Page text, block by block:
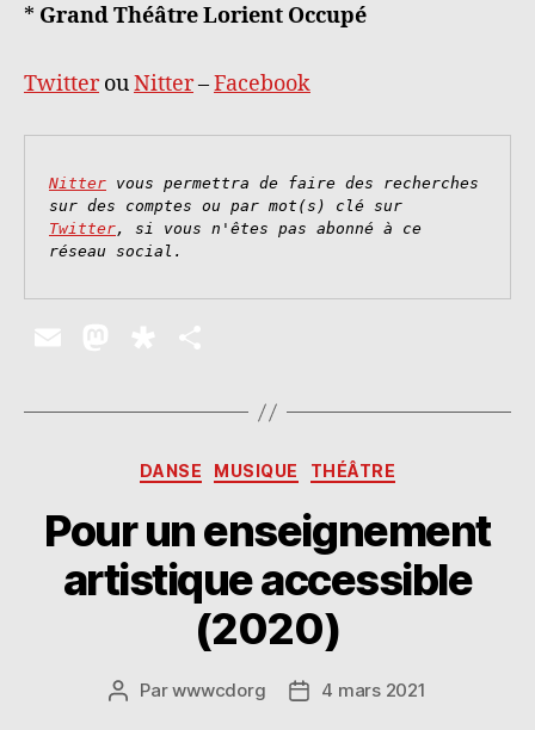
* Grand Théâtre Lorient Occupé
TwitterouNitter–Facebook
Nitter vous permettra de faire des recherches
Twitter, si vous n'êtes pas abonné à ce
réseau social.
ai to
n
s
p
o
ra
rt
a
g
er
Catégories
DANSE MUSIQUE THÉÂTRE
Pour un enseignement
artistique accessible
(2020)
Auteur
Parwwwcdorg
Date4 mars 2021